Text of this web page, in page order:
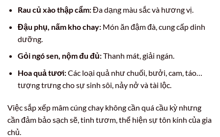
Rau củ xào thập cẩm:Đa dạng màu sắc và hương vị.
Đậu phụ, nấm kho chay:Món ăn đậm đà, cung cấp dinh
dưỡng.
Gỏi ngó sen, nộm đu đủ:Thanh mát, giải ngán.
Hoa quả tươi:Các loại quả như chuối, bưởi, cam, táo…
tượng trưng cho sự sinh sôi, nảy nở và tài lộc.
Việc sắp xếp mâm cúng chay không cần quá cầu kỳ nhưng
cần đảm bảo sạch sẽ, tinh tươm, thể hiện sự tôn kính của gia
chủ.